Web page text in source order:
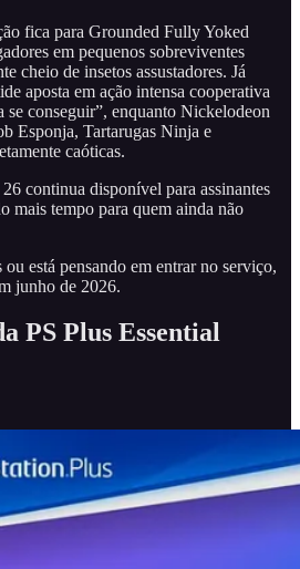
fica para Grounded Fully Yoked
em pequenos sobreviventes
cheio de insetos assustadores. Já
aposta em ação intensa cooperativa
conseguir”, enquanto Nickelodeon
Esponja, Tartarugas Ninja e
caóticas.
continua disponível para assinantes
mais tempo para quem ainda não
ou está pensando em entrar no serviço,
junho de 2026.
PS Plus Essential